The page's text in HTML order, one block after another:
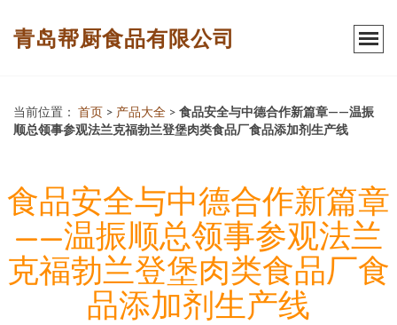
青岛帮厨食品有限公司
当前位置： 首页 > 产品大全 > 食品安全与中德合作新篇章——温振
顺总领事参观法兰克福勃兰登堡肉类食品厂食品添加剂生产线
食品安全与中德合作新篇章
——温振顺总领事参观法兰
克福勃兰登堡肉类食品厂食
品添加剂生产线